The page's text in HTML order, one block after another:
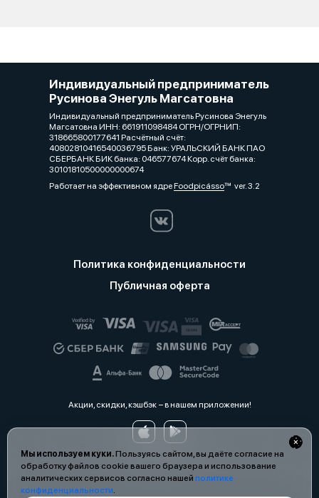
Мы используем куки.Пользуясь сайтом, вы даёте согласие на
обработку файлов cookie вашего браузера и использование
аналитических сервисов согласно нашей политике
конфиденциальности.
Индивидуальный предприниматель
Русинова Энегуль Магсатовна
Индивидуальный предприниматель Русинова Энегуль
Магсатовна ИНН: 661911098484 ОГРН/ОГРНИП:
318665800177641 Расчётный счёт:
40802810416540036795 Банк: УРАЛЬСКИЙ БАНК ПАО
СБЕРБАНК БИК банка: 046577674 Корр. счёт банка:
30101810500000000674
Работает на эффективном ядреFoodpicássover. 3.2
Политика конфиденциальности
Публичная оферта
Акции, скидки, кэшбэк − в нашем приложении!